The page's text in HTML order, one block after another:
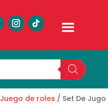
Juego de roles / Set De Jugo